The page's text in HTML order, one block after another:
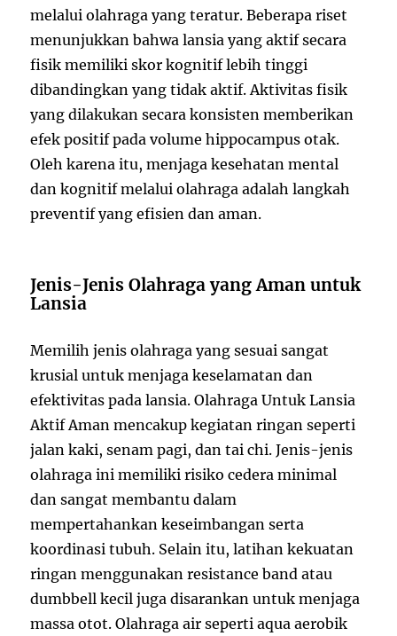
melalui olahraga yang teratur. Beberapa riset
menunjukkan bahwa lansia yang aktif secara
fisik memiliki skor kognitif lebih tinggi
dibandingkan yang tidak aktif. Aktivitas fisik
yang dilakukan secara konsisten memberikan
efek positif pada volume hippocampus otak.
Oleh karena itu, menjaga kesehatan mental
dan kognitif melalui olahraga adalah langkah
preventif yang efisien dan aman.
Jenis-Jenis Olahraga yang Aman untuk
Lansia
Memilih jenis olahraga yang sesuai sangat
krusial untuk menjaga keselamatan dan
efektivitas pada lansia. Olahraga Untuk Lansia
Aktif Aman mencakup kegiatan ringan seperti
jalan kaki, senam pagi, dan tai chi. Jenis-jenis
olahraga ini memiliki risiko cedera minimal
dan sangat membantu dalam
mempertahankan keseimbangan serta
koordinasi tubuh. Selain itu, latihan kekuatan
ringan menggunakan resistance band atau
dumbbell kecil juga disarankan untuk menjaga
massa otot. Olahraga air seperti aqua aerobik